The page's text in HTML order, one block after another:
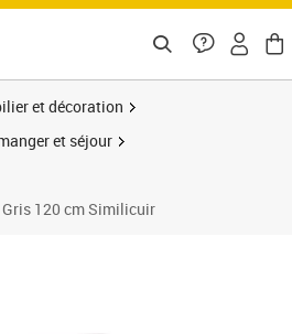
et décoration
et séjour
120 cm Similicuir